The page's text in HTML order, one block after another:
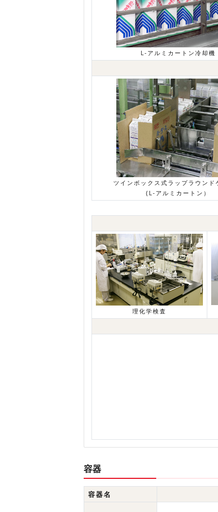
L-アルミカートン冷却機
ツインボックス式ラップラウンド
(L-アルミカートン）
理化学検査
容器
容器名